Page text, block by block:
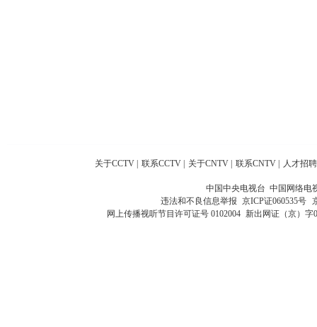
关于CCTV 联系CCTV 关于CNTV 联系CNTV 人才招聘
中国中央电视台 中国网络电
违法和不良信息举报 京ICP证060535号
网上传播视听节目许可证号 0102004 新出网证（京）